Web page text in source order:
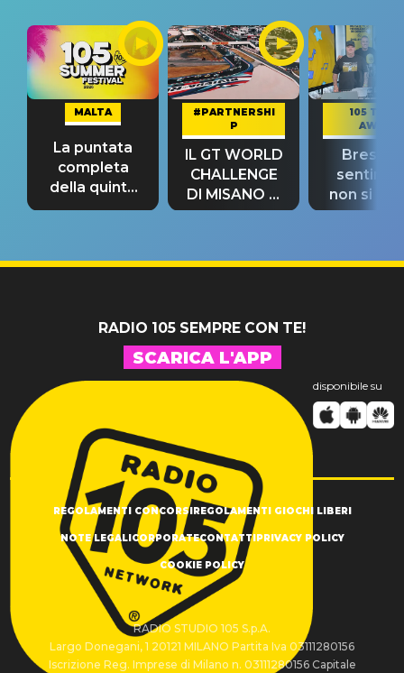
MALTA
La puntata
completa
della quinta
tappa
#PARTNERSHI
P
IL GT WORLD
CHALLENGE
DI MISANO si
riconferma
105 TAKE
AWAY
Bresh:
non si
fino alla
RADIO 105 SEMPRE CON TE!
SCARICA L'APP
disponibile su
REGOLAMENTI CONCORSIREGOLAMENTI GIOCHI LIBERI
NOTE LEGALICORPORATECONTATTIPRIVACY POLICY
COOKIE POLICY
RADIO STUDIO 105 S.p.A.
Largo Donegani, 1 20121 MILANO Partita Iva 03111280156
Iscrizione Reg. Imprese di Milano n. 03111280156 Capitale